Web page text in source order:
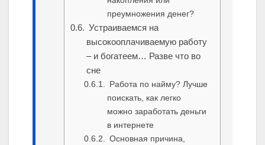
преумножения денег?
Устраиваемся на
высокооплачиваемую работу
– и богатеем… Разве что во
сне
Работа по найму? Лучше
поискать, как легко
можно заработать деньги
в интернете
Основная причина,